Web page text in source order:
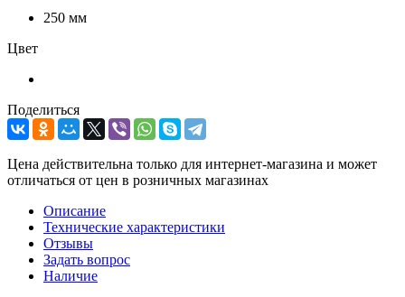
250 мм
Цвет
Поделиться
Цена действительна только для интернет-магазина и может
отличаться от цен в розничных магазинах
Описание
Технические характеристики
Отзывы
Задать вопрос
Наличие